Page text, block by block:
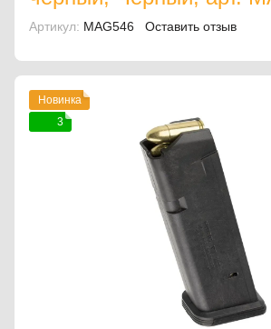
Артикул: MAG546 Оставить отзыв
Новинка
3